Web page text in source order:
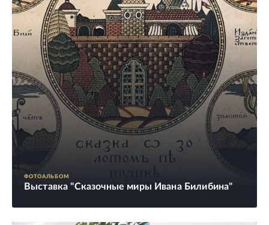
ФОТОАЛЬБОМ
Выставка "Сказочные миры Ивана Билибина"